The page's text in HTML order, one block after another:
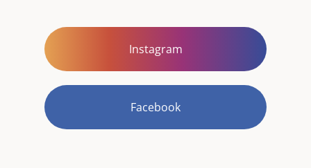
Instagram
Facebook